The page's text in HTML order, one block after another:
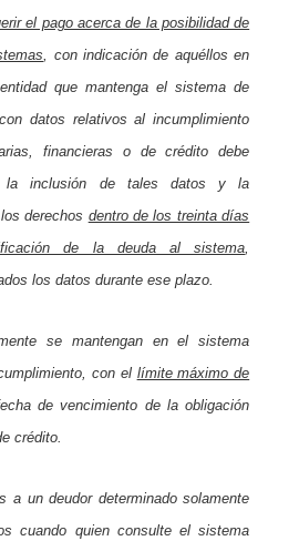
el pago acerca de la posibilidad de
, con indicación de aquéllos en
que mantenga el sistema de
datos relativos al incumplimiento
financieras o de crédito debe
la inclusión de tales datos y la
derechos dentro de los treinta días
de la deuda al sistema,
los datos durante ese plazo.
se mantengan en el sistema
con el límite máximo de
de vencimiento de la obligación
crédito.
a un deudor determinado solamente
cuando quien consulte el sistema